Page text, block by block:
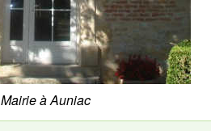
Mairie à Auniac